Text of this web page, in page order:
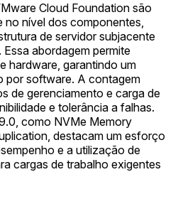
Cloud Foundation são
no nível dos componentes,
de servidor subjacente
abordagem permite
hardware, garantindo um
por software. A contagem
de gerenciamento e carga de
e tolerância a falhas.
como NVMe Memory
destacam um esforço
e a utilização de
cargas de trabalho exigentes